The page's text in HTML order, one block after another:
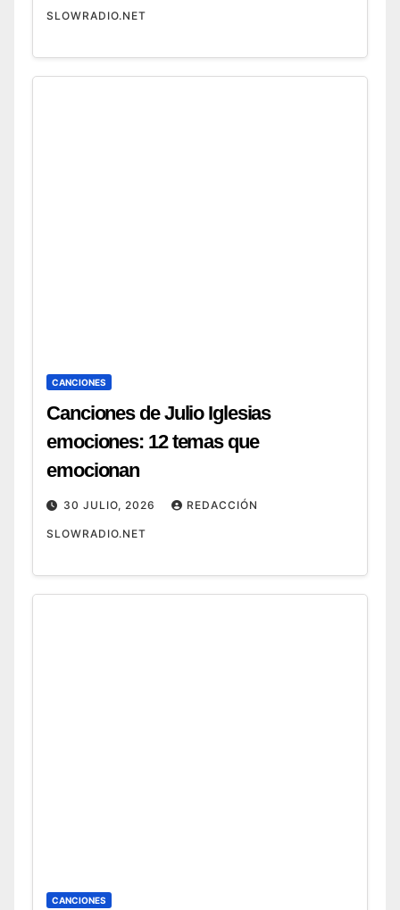
SLOWRADIO.NET
CANCIONES
Canciones de Julio Iglesias
emociones: 12 temas que
emocionan
30 JULIO, 2026 REDACCIÓN
SLOWRADIO.NET
CANCIONES